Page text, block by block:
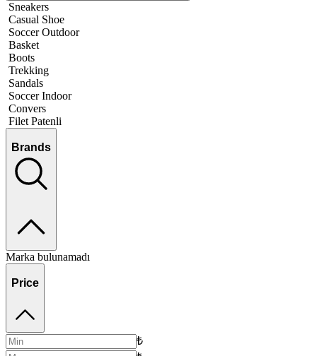
Sneakers
Casual Shoe
Soccer Outdoor
Basket
Boots
Trekking
Sandals
Soccer Indoor
Convers
Filet Patenli
Brands
Marka bulunamadı
Price
₺